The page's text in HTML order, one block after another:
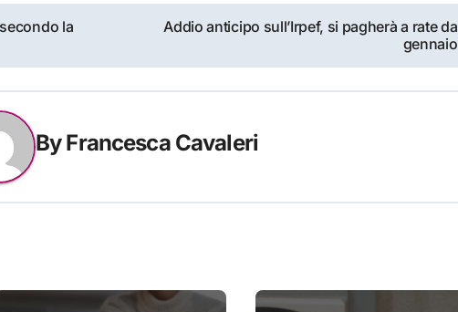
la
Addio anticipo sull’Irpef, si pagherà a rate da
gennaio
ByFrancesca Cavaleri